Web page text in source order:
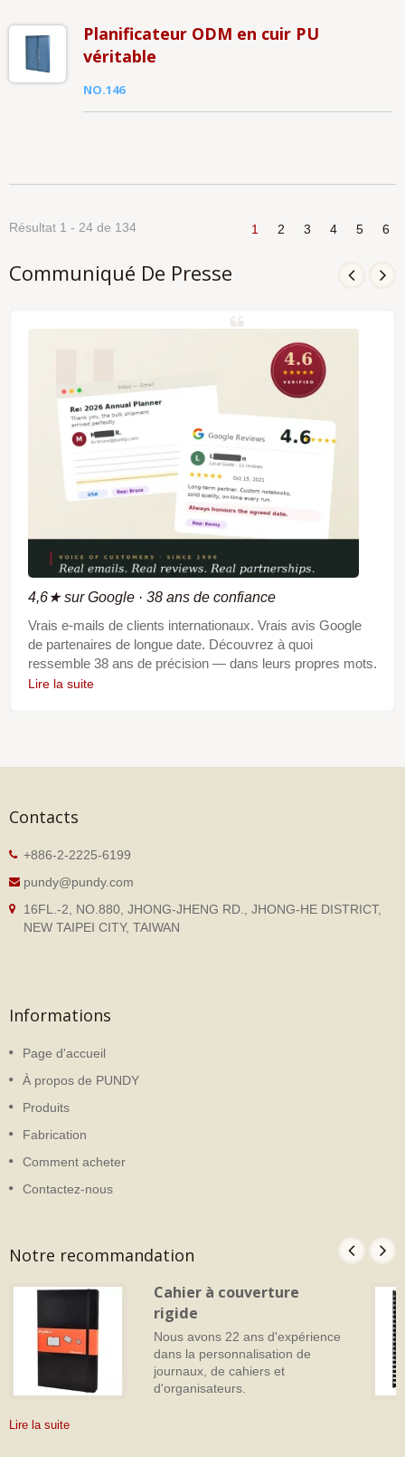
Planificateur ODM en cuir PU
véritable
NO.146
Résultat 1 - 24 de 134 1 2 3 4 5 6
Communiqué De Presse
4,6★ sur Google · 38 ans de confiance
Vrais e-mails de clients internationaux. Vrais avis Google
de partenaires de longue date. Découvrez à quoi
ressemble 38 ans de précision — dans leurs propres mots.
Lire la suite
Contacts
+886-2-2225-6199
pundy@pundy.com
16FL.-2, NO.880, JHONG-JHENG RD., JHONG-HE DISTRICT,
NEW TAIPEI CITY, TAIWAN
Informations
Page d'accueil
À propos de PUNDY
Produits
Fabrication
Comment acheter
Contactez-nous
Notre recommandation
Cahier à couverture
rigide
Nous avons 22 ans d'expérience
dans la personnalisation de
journaux, de cahiers et
d'organisateurs.
Lire la suite